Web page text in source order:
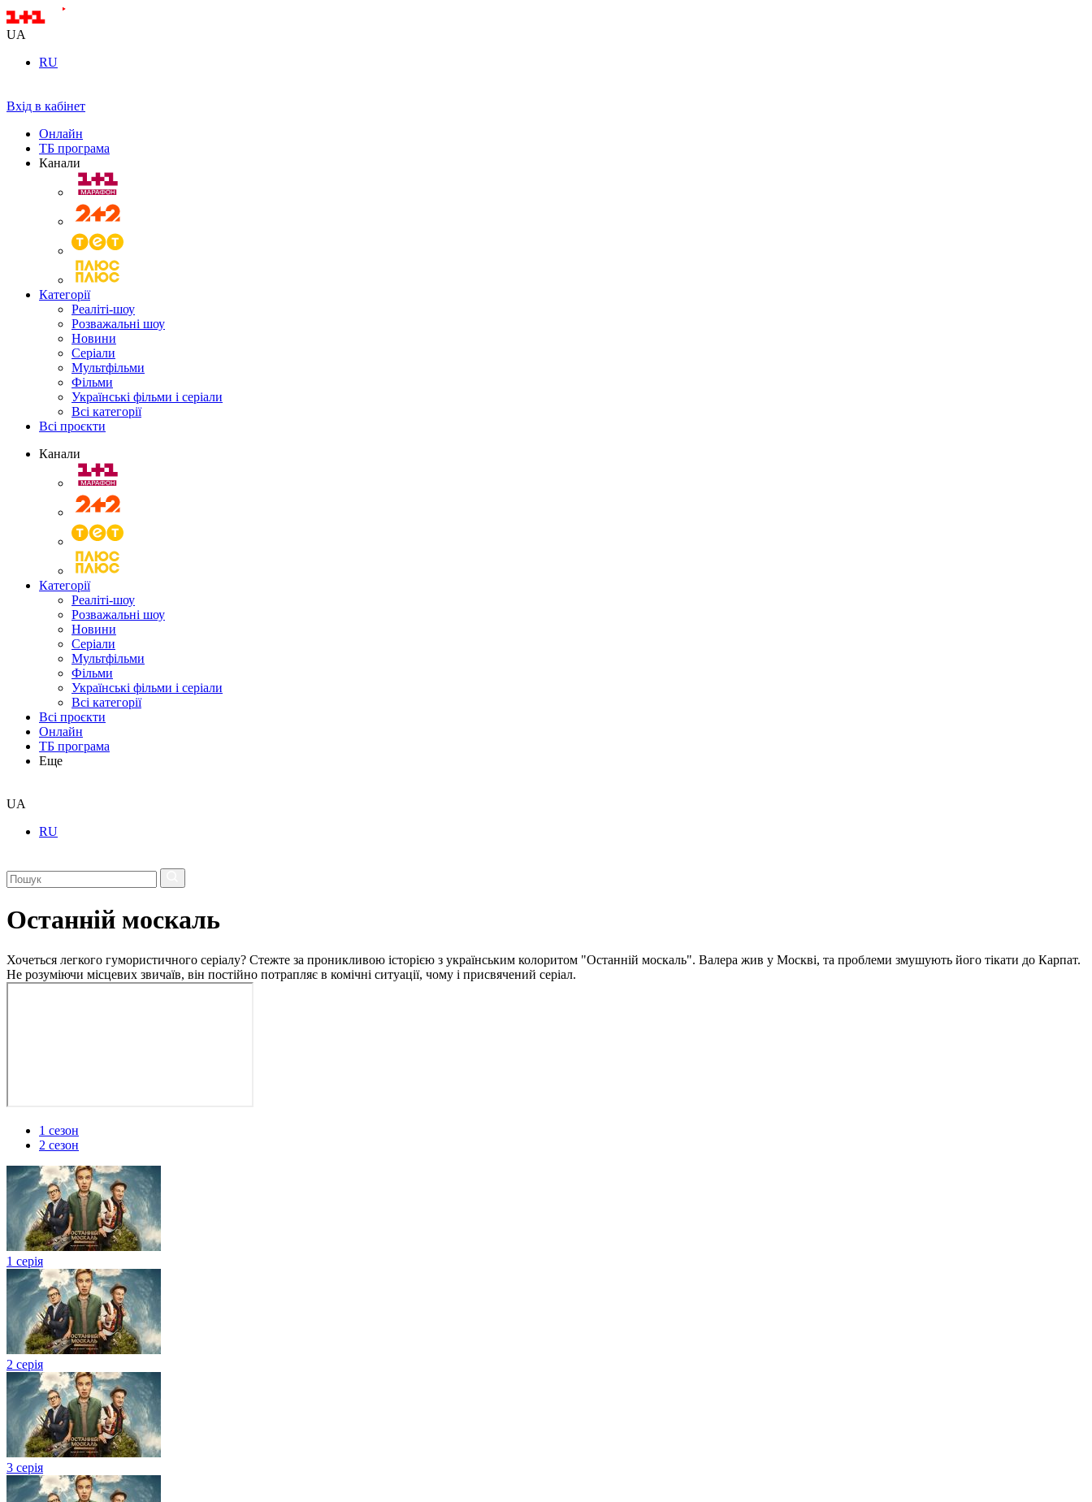
UA
RU
Вхід в кабінет
Онлайн
ТБ програма
Канали
Категорії
Реаліті-шоу
Розважальні шоу
Новини
Серіали
Мультфільми
Фільми
Українські фільми і серіали
Всі категорії
Всі проєкти
Канали
Категорії
Реаліті-шоу
Розважальні шоу
Новини
Серіали
Мультфільми
Фільми
Українські фільми і серіали
Всі категорії
Всі проєкти
Онлайн
ТБ програма
Еще
UA
RU
Останній москаль
Хочеться легкого гумористичного серіалу? Стежте за проникливою історією з українським колоритом "Останній москаль". Валера жив у Москві, та проблеми змушують його тікати до Карпат.
Не розуміючи місцевих звичаїв, він постійно потрапляє в комічні ситуації, чому і присвячений серіал.
1 сезон
2 сезон
1 серія
2 серія
3 серія